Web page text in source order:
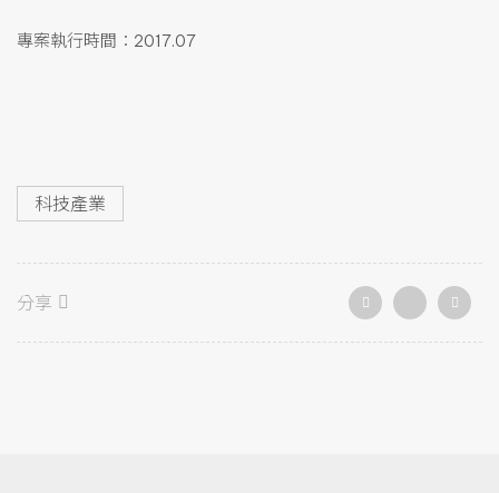
專案執行時間：2017.07
科技產業
分享